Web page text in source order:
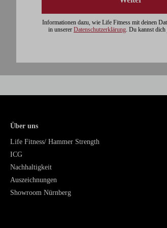
Informationen dazu, wie Life Fitness mit deinen
in unserer Datenschutzerklärung. Du kannst dich
Über uns
Life Fitness/ Hammer Strength
ICG
Nachhaltigkeit
Auszeichnungen
Showroom Nürnberg